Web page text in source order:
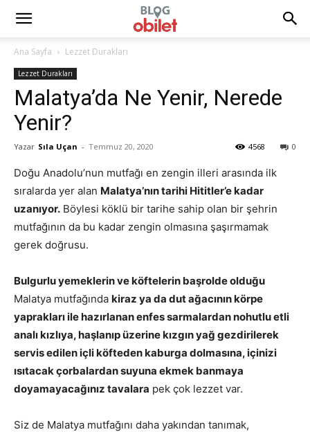
Ana Sayfa Lezzet Durakları
Lezzet Durakları
Malatya’da Ne Yenir, Nerede
Yenir?
Yazar Sıla Uçan - Temmuz 20, 2020 0
4568
Doğu Anadolu’nun mutfağı en zengin illeri arasında ilk
sıralarda yer alan Malatya’nın tarihi Hititler’e kadar
uzanıyor. Böylesi köklü bir tarihe sahip olan bir şehrin
mutfağının da bu kadar zengin olmasına şaşırmamak
gerek doğrusu.
Bulgurlu yemeklerin ve köftelerin başrolde olduğu
Malatya mutfağında kiraz ya da dut ağacının körpe
yaprakları ile hazırlanan enfes sarmalardan nohutlu etli
analı kızlıya, haşlanıp üzerine kızgın yağ gezdirilerek
servis edilen içli köfteden kaburga dolmasına, içinizi
ısıtacak çorbalardan suyuna ekmek banmaya
doyamayacağınız tavalara pek çok lezzet var.
Siz de Malatya mutfağını daha yakından tanımak,